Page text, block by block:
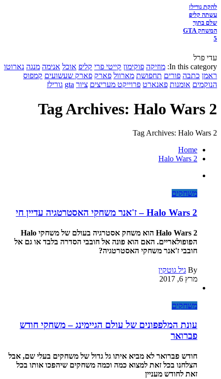
להקת גורילז
עשתה קליפ
שלם בתוך
המשחק GTA
5
עדי פרל
In this category: מוזיקה פוקימון קייטי פרי קליפ אוכל אנימה מנגה נארוטו
ראמן כתבה פורים תחפושת מארוול פארק פארק שעשועים קמפוס
הנוקמים אומנות פאנארט פרוייקט מעריצים ציור gta גורילז
Tag Archives: Halo Wars 2
Tag Archives: Halo Wars 2
Home
Halo Wars 2
משחקים
Halo Wars 2 – ז'אנר משחקי האסטרטגיה עדיין חי
Halo Wars 2 הוא משחק אסטרגיה בעולם של משחקי Halo
הפופולאריים. האם הוא פונה אל חובבי הסדרה בלבד או גם אל
חובבי ז'אנר משחקי האסטרטגיה?
By גיל גוטקין
מרץ 6, 2017
משחקים
עונת המלפפונים של עולם הגיימינג – משחקי חודש
פברואר
חודש פברואר לא מביא איתו גל גדול של משחקים בעלי שם, אבל
הצלחנו בכל זאת למצוא כמה וכמה משחקים שיהפכו אותו בכל
זאת לחודש מעניין